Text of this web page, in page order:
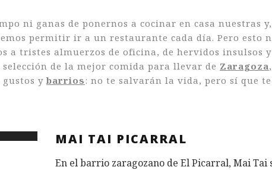
ni ganas de ponernos a cocinar en casa nuestras y,
permitir ir a un restaurante cada día. Pero esto
a tristes almuerzos de oficina, de hervidos insulsos
selección de la mejor comida para llevar de Zaragoza
gustos ybarrios: no te salvarán la vida, pero sí que
MAI TAI PICARRAL
En el barrio zaragozano de El Picarral, Mai Tai